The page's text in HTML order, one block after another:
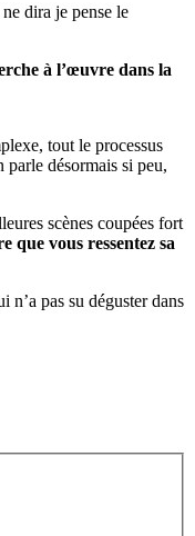
dira je pense le
à l’œuvre dans la
tout le processus
parle désormais si peu,
scènes coupées fort
que vous ressentez sa
pas su déguster dans